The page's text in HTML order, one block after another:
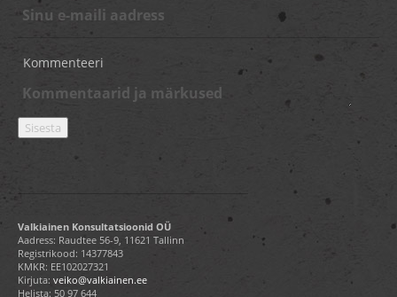
Kommenteeri
Valkiainen Konsultatsioonid OÜ
Aadress: Raudtee 56-9, 11621 Tallinn
Registrikood: 14377843
KMKR: EE102027321
Kirjuta: veiko@valkiainen.ee
Helista: 50 97 644